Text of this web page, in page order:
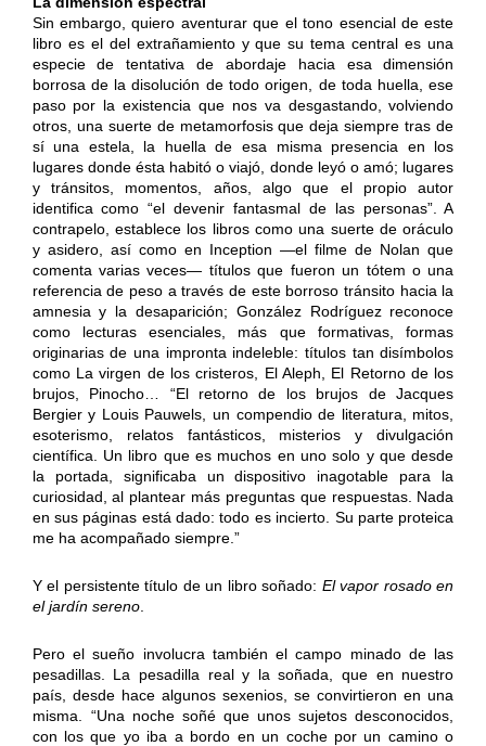
Sin embargo, quiero aventurar que el tono esencial de este
libro es el del extrañamiento y que su tema central es una
especie de tentativa de abordaje hacia esa dimensión
borrosa de la disolución de todo origen, de toda huella, ese
paso por la existencia que nos va desgastando, volviendo
otros, una suerte de metamorfosis que deja siempre tras de
sí una estela, la huella de esa misma presencia en los
lugares donde ésta habitó o viajó, donde leyó o amó; lugares
y tránsitos, momentos, años, algo que el propio autor
identifica como “el devenir fantasmal de las personas”. A
contrapelo, establece los libros como una suerte de oráculo
y asidero, así como en Inception —el filme de Nolan que
comenta varias veces— títulos que fueron un tótem o una
referencia de peso a través de este borroso tránsito hacia la
amnesia y la desaparición; González Rodríguez reconoce
como lecturas esenciales, más que formativas, formas
originarias de una impronta indeleble: títulos tan disímbolos
como La virgen de los cristeros, El Aleph, El Retorno de los
brujos, Pinocho… “El retorno de los brujos de Jacques
Bergier y Louis Pauwels, un compendio de literatura, mitos,
esoterismo, relatos fantásticos, misterios y divulgación
científica. Un libro que es muchos en uno solo y que desde
la portada, significaba un dispositivo inagotable para la
curiosidad, al plantear más preguntas que respuestas. Nada
en sus páginas está dado: todo es incierto. Su parte proteica
me ha acompañado siempre.”
Y el persistente título de un libro soñado: El vapor rosado en
el jardín sereno.
Pero el sueño involucra también el campo minado de las
pesadillas. La pesadilla real y la soñada, que en nuestro
país, desde hace algunos sexenios, se convirtieron en una
misma. “Una noche soñé que unos sujetos desconocidos,
con los que yo iba a bordo en un coche por un camino o